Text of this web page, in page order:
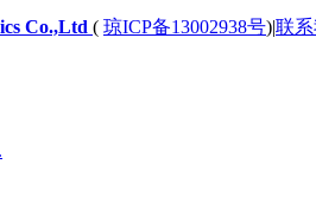
Co.,Ltd ( 琼ICP备13002938号)|联